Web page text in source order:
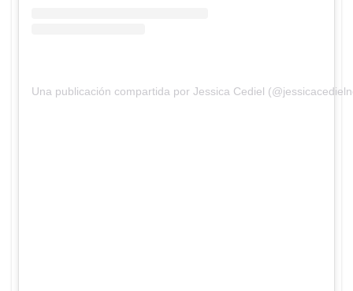
Una publicación compartida por Jessica Cediel